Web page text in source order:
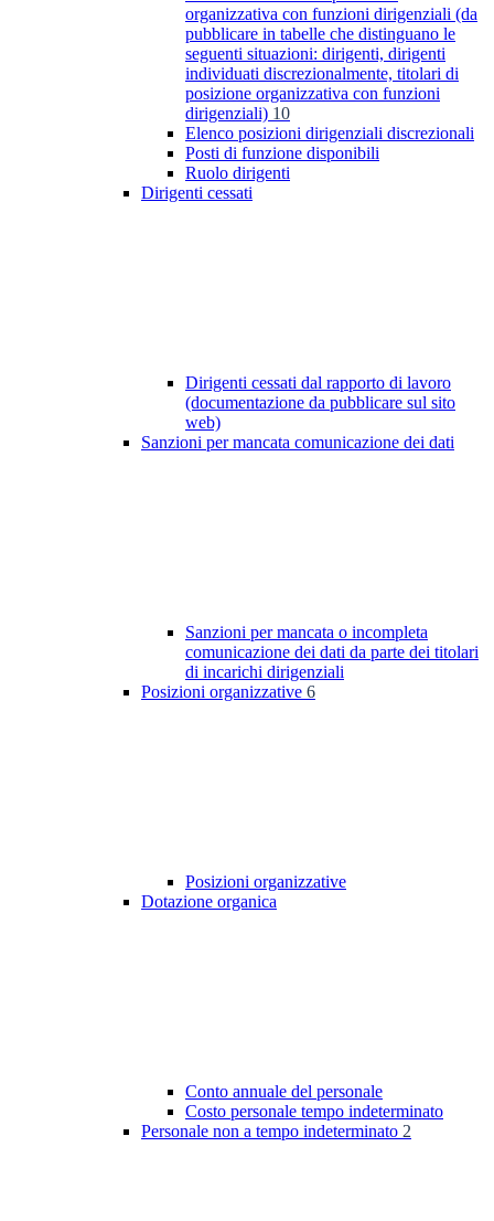
organizzativa con funzioni dirigenziali (da
pubblicare in tabelle che distinguano le
seguenti situazioni: dirigenti, dirigenti
individuati discrezionalmente, titolari di
posizione organizzativa con funzioni
dirigenziali) 10
Elenco posizioni dirigenziali discrezionali
Posti di funzione disponibili
Ruolo dirigenti
Dirigenti cessati
Dirigenti cessati dal rapporto di lavoro
(documentazione da pubblicare sul sito
web)
Sanzioni per mancata comunicazione dei dati
Sanzioni per mancata o incompleta
comunicazione dei dati da parte dei titolari
di incarichi dirigenziali
Posizioni organizzative 6
Posizioni organizzative
Dotazione organica
Conto annuale del personale
Costo personale tempo indeterminato
Personale non a tempo indeterminato 2